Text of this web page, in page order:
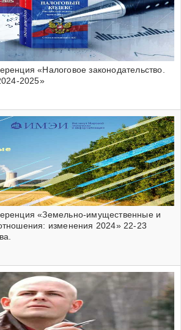
«Налоговое законодательство.
2025»
«Земельно-имущественные и
изменения 2024» 22-23